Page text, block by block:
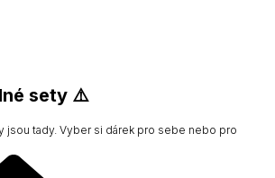
sety ⚠️
jsou tady. Vyber si dárek pro sebe nebo pro